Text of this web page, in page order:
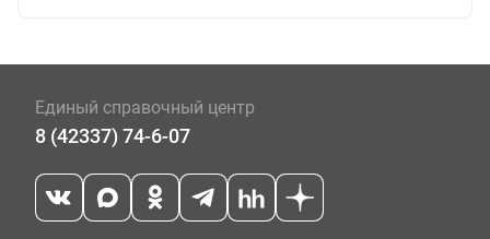
Единый справочный центр
8 (42337) 74-6-07